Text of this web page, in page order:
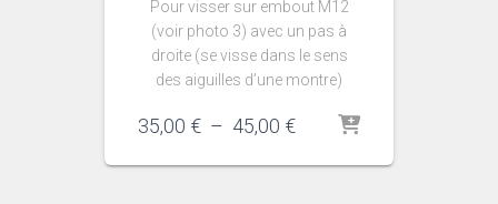
Pour visser sur embout M12
(voir photo 3) avec un pas à
droite (se visse dans le sens
des aiguilles d’une montre)
35,00 € – 45,00 €Plage
prix :